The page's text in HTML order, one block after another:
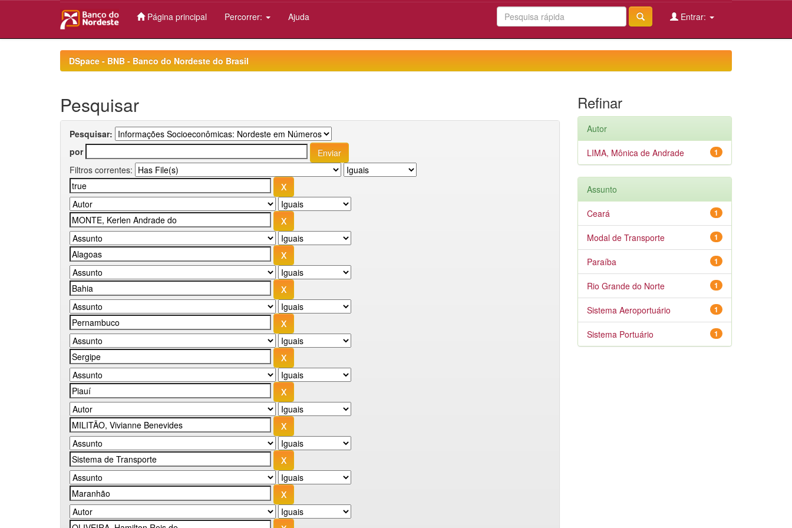
Página principal Percorrer: Ajuda Entrar:
DSpace - BNB - Banco do Nordeste do Brasil
Pesquisar
Pesquisar:
por
Filtros correntes:
Refinar
Autor
1
LIMA, Mônica de Andrade
Assunto
1
Ceará
1
Modal de Transporte
1
Paraíba
1
Rio Grande do Norte
1
Sistema Aeroportuário
1
Sistema Portuário